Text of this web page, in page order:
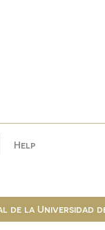
Help
de la Universidad